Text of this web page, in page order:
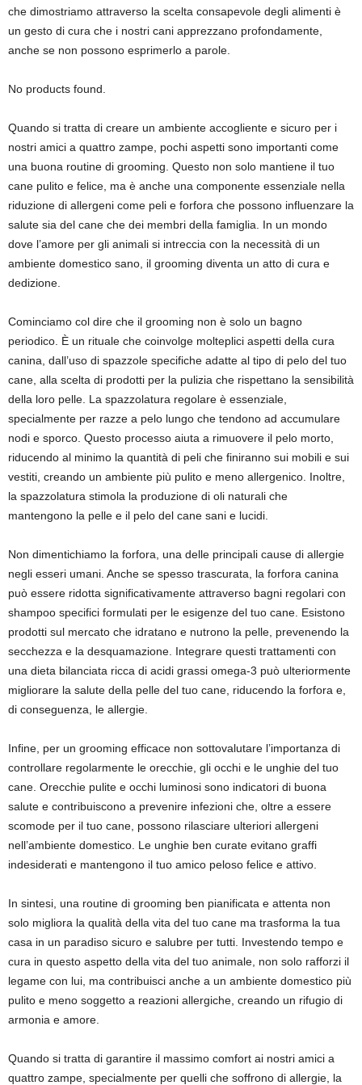
che dimostriamo attraverso la scelta consapevole degli alimenti è
un gesto di cura che i nostri cani apprezzano profondamente,
anche se non possono esprimerlo a parole.
No products found.
Quando si tratta di creare un ambiente accogliente e sicuro per i
nostri amici a quattro zampe, pochi aspetti sono importanti come
una buona routine di grooming. Questo non solo mantiene il tuo
cane pulito e felice, ma è anche una componente essenziale nella
riduzione di allergeni come peli e forfora che possono influenzare la
salute sia del cane che dei membri della famiglia. In un mondo
dove l’amore per gli animali si intreccia con la necessità di un
ambiente domestico sano, il grooming diventa un atto di cura e
dedizione.
Cominciamo col dire che il grooming non è solo un bagno
periodico. È un rituale che coinvolge molteplici aspetti della cura
canina, dall’uso di spazzole specifiche adatte al tipo di pelo del tuo
cane, alla scelta di prodotti per la pulizia che rispettano la sensibilità
della loro pelle. La spazzolatura regolare è essenziale,
specialmente per razze a pelo lungo che tendono ad accumulare
nodi e sporco. Questo processo aiuta a rimuovere il pelo morto,
riducendo al minimo la quantità di peli che finiranno sui mobili e sui
vestiti, creando un ambiente più pulito e meno allergenico. Inoltre,
la spazzolatura stimola la produzione di oli naturali che
mantengono la pelle e il pelo del cane sani e lucidi.
Non dimentichiamo la forfora, una delle principali cause di allergie
negli esseri umani. Anche se spesso trascurata, la forfora canina
può essere ridotta significativamente attraverso bagni regolari con
shampoo specifici formulati per le esigenze del tuo cane. Esistono
prodotti sul mercato che idratano e nutrono la pelle, prevenendo la
secchezza e la desquamazione. Integrare questi trattamenti con
una dieta bilanciata ricca di acidi grassi omega-3 può ulteriormente
migliorare la salute della pelle del tuo cane, riducendo la forfora e,
di conseguenza, le allergie.
Infine, per un grooming efficace non sottovalutare l’importanza di
controllare regolarmente le orecchie, gli occhi e le unghie del tuo
cane. Orecchie pulite e occhi luminosi sono indicatori di buona
salute e contribuiscono a prevenire infezioni che, oltre a essere
scomode per il tuo cane, possono rilasciare ulteriori allergeni
nell’ambiente domestico. Le unghie ben curate evitano graffi
indesiderati e mantengono il tuo amico peloso felice e attivo.
In sintesi, una routine di grooming ben pianificata e attenta non
solo migliora la qualità della vita del tuo cane ma trasforma la tua
casa in un paradiso sicuro e salubre per tutti. Investendo tempo e
cura in questo aspetto della vita del tuo animale, non solo rafforzi il
legame con lui, ma contribuisci anche a un ambiente domestico più
pulito e meno soggetto a reazioni allergiche, creando un rifugio di
armonia e amore.
Quando si tratta di garantire il massimo comfort ai nostri amici a
quattro zampe, specialmente per quelli che soffrono di allergie, la